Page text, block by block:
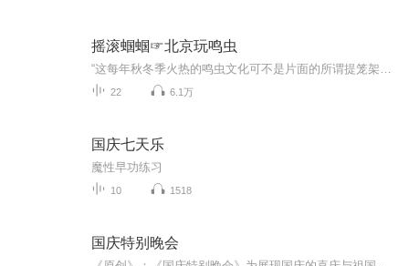
摇滚蝈蝈☞北京玩鸣虫
22 6.1万
国庆七天乐
魔性早功练习
10 1518
国庆特别晚会